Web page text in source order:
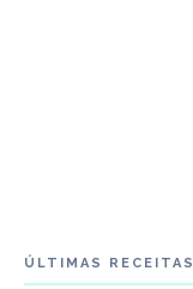
ÚLTIMAS RECEITAS